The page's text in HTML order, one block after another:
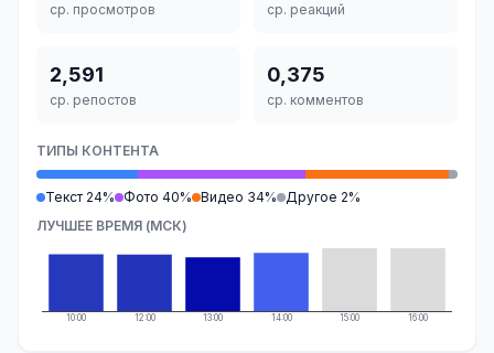
ср. просмотров ср. реакций
2,591
ср. репостов
0,375
ср. комментов
ТИПЫ КОНТЕНТА
Текст 24% Фото 40% Видео 34% Другое 2%
ЛУЧШЕЕ ВРЕМЯ (МСК)
10:00 12:00 13:00 14:00 15:00 16:00